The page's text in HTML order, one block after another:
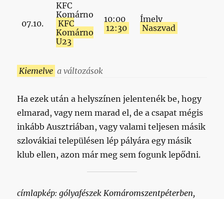
07.10.
KFC
Komárno
KFC
Komárno
U23
10:00
12:30
Ímely
Naszvad
Kiemelve a változások
Ha ezek után a helyszínen jelentenék be, hogy
elmarad, vagy nem marad el, de a csapat mégis
inkább Ausztriában, vagy valami teljesen másik
szlovákiai településen lép pályára egy másik
klub ellen, azon már meg sem fogunk lepődni.
címlapkép: gólyafészek Komáromszentpéterben,